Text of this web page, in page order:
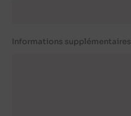
Informations supplémentaires